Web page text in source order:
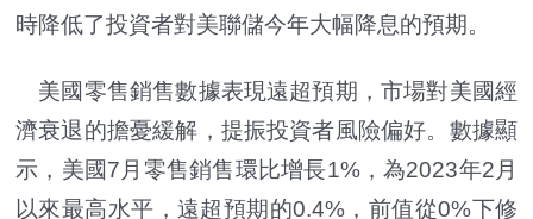
時降低了投資者對美聯儲今年大幅降息的預期。
美國零售銷售數據表現遠超預期，市場對美國經
濟衰退的擔憂緩解，提振投資者風險偏好。數據顯
示，美國7月零售銷售環比增長1%，為2023年2月
以來最高水平，遠超預期的0.4%，前值從0%下修